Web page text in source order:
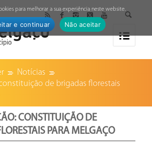
Notícias
de brigadas florestais
CONSTITUIÇÃO DE
PARA MELGAÇO
para melhorar a sua experiência neste website.
e continuar Não aceitar